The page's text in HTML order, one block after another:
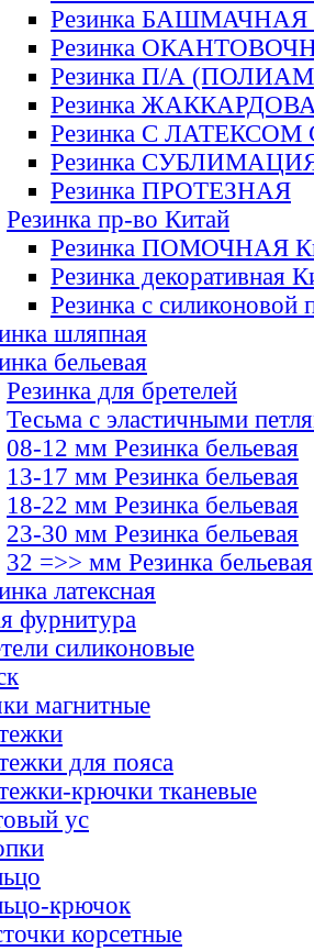
Резинка БАШМАЧНАЯ
Резинка
Резинка П/А
Резинка
Резинка С ЛАТЕКСОМ
Резинка
Резинка ПРОТЕЗНАЯ
Резинка пр-во Китай
Резинка ПОМОЧНАЯ
Резинка декоративная
Резинка с силиконовой
шляпная
бельевая
Резинка для бретелей
Тесьма с эластичными
08-12 мм Резинка бельевая
13-17 мм Резинка бельевая
18-22 мм Резинка бельевая
23-30 мм Резинка бельевая
32 =>> мм Резинка бельевая
латексная
фурнитура
силиконовые
магнитные
для пояса
крючки тканевые
ус
крючок
корсетные